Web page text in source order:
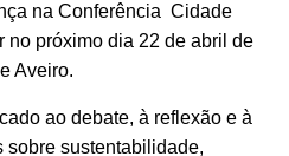
na Conferência Cidade
no próximo dia 22 de abril de
Aveiro.
ao debate, à reflexão e à
sobre sustentabilidade,